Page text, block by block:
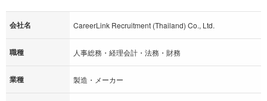
会社名 CareerLink Recruitment (Thailand) Co., Ltd.
職種 人事総務・経理会計・法務・財務
業種 製造・メーカー